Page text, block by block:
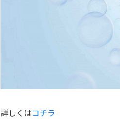
詳しくはコチラ